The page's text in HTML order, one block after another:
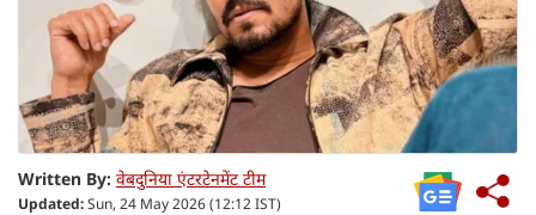
Written By: वेबदुनिया एंटरटेनमेंट टीम
Updated:Sun, 24 May 2026 (12:12 IST)